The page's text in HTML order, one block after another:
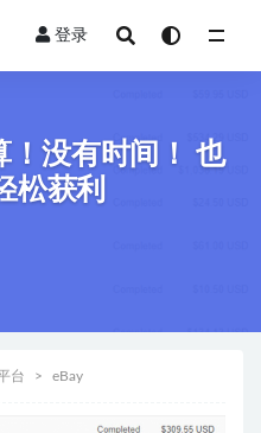
登录
！没有时间！ 也
松获利
台 eBay